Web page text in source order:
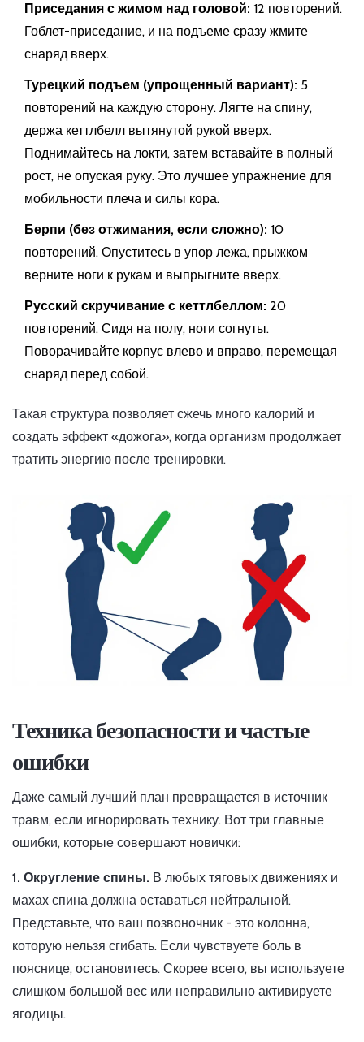
Приседания с жимом над головой: 12 повторений.
Гоблет-приседание, и на подъеме сразу жмите
снаряд вверх.
Турецкий подъем (упрощенный вариант): 5
повторений на каждую сторону. Лягте на спину,
держа кеттлбелл вытянутой рукой вверх.
Поднимайтесь на локти, затем вставайте в полный
рост, не опуская руку. Это лучшее упражнение для
мобильности плеча и силы кора.
Берпи (без отжимания, если сложно): 10
повторений. Опуститесь в упор лежа, прыжком
верните ноги к рукам и выпрыгните вверх.
Русский скручивание с кеттлбеллом: 20
повторений. Сидя на полу, ноги согнуты.
Поворачивайте корпус влево и вправо, перемещая
снаряд перед собой.
Такая структура позволяет сжечь много калорий и
создать эффект «дожога», когда организм продолжает
тратить энергию после тренировки.
Техника безопасности и частые
ошибки
Даже самый лучший план превращается в источник
травм, если игнорировать технику. Вот три главные
ошибки, которые совершают новички:
1. Округление спины. В любых тяговых движениях и
махах спина должна оставаться нейтральной.
Представьте, что ваш позвоночник - это колонна,
которую нельзя сгибать. Если чувствуете боль в
пояснице, остановитесь. Скорее всего, вы используете
слишком большой вес или неправильно активируете
ягодицы.